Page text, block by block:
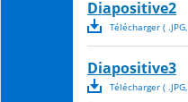
Diapositive2
Télécharger( .JPG,
Diapositive3
Télécharger( .JPG,